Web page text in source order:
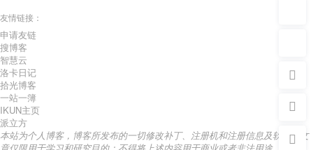
友情链接：
申请友链
搜博客
智慧云
洛卡日记
拾光博客
一站一簿
IKUN主页
派立方
本站为个人博客，博客所发布的一切修改补丁、注册机和注册信息及软件的文